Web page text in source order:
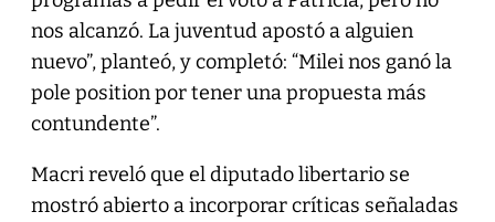
nos alcanzó. La juventud apostó a alguien
nuevo”, planteó, y completó: “Milei nos ganó la
pole position por tener una propuesta más
contundente”.
Macri reveló que el diputado libertario se
mostró abierto a incorporar críticas señaladas